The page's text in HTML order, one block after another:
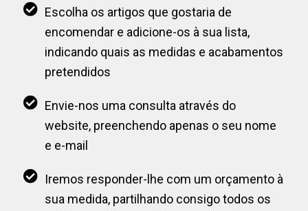
Escolha os artigos que gostaria de
encomendar e adicione-os à sua lista,
indicando quais as medidas e acabamentos
pretendidos
Envie-nos uma consulta através do
website, preenchendo apenas o seu nome
e e-mail
Iremos responder-lhe com um orçamento à
sua medida, partilhando consigo todos os